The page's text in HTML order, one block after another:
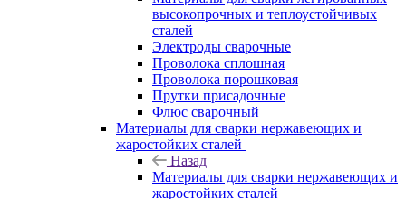
высокопрочных и теплоустойчивых
сталей
Электроды сварочные
Проволока сплошная
Проволока порошковая
Прутки присадочные
Флюс сварочный
Материалы для сварки нержавеющих и
жаростойких сталей
Назад
Материалы для сварки нержавеющих и
жаростойких сталей